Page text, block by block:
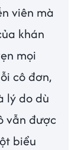
viên mà
khán
mọi
cô đơn,
lý do dù
vẫn được
biểu